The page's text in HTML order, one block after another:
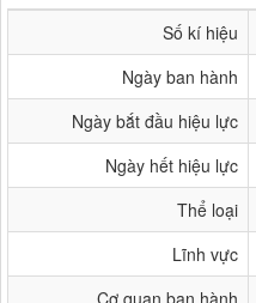
Số kí hiệu
Ngày ban hành
Ngày bắt đầu hiệu lực
Ngày hết hiệu lực
Thể loại
Lĩnh vực